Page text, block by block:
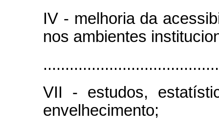
IV - melhoria da
nos ambientes
VII - estudos,
envelhecimento;